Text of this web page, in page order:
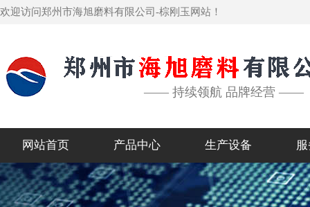
欢迎访问郑州市海旭磨料有限公司-棕刚玉网站！
—— 持续领航 品牌经营 ——
网站首页 产品中心 生产设备